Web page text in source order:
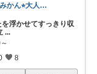
ゆみかん⭐︎大人の暮らし研究室
を浮かせてすっきり収
...
8